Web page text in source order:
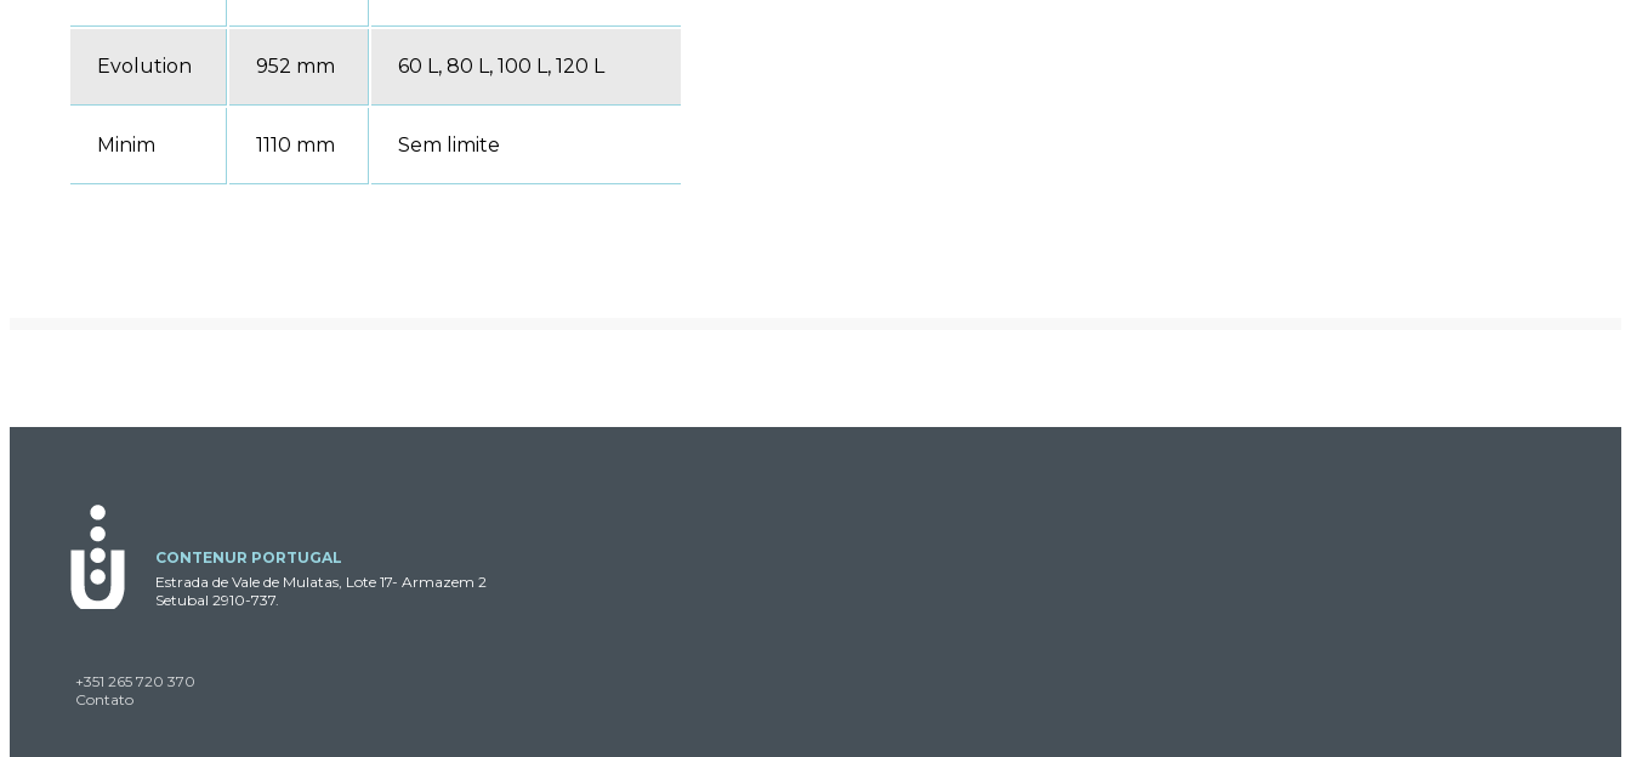
Evolution 952 mm 60 L, 80 L, 100 L, 120 L
Minim 1110 mm Sem limite
CONTENUR PORTUGAL
Estrada de Vale de Mulatas, Lote 17- Armazem 2
Setubal 2910-737.
+351 265 720 370
Contato